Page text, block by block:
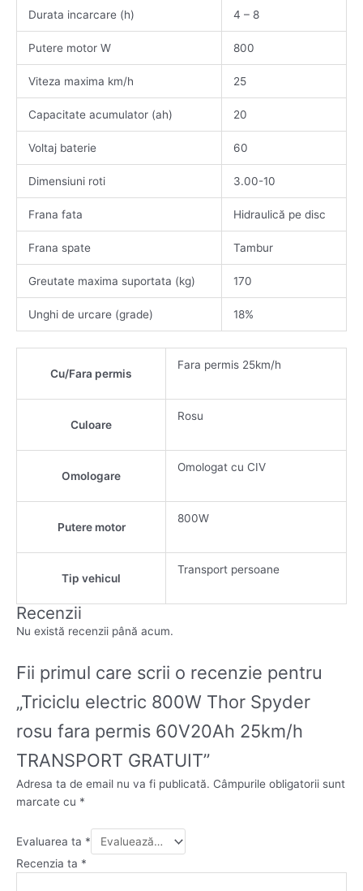
Durata incarcare (h) 4 – 8
Putere motor W 800
Viteza maxima km/h 25
Capacitate acumulator (ah) 20
Voltaj baterie 60
Dimensiuni roti 3.00-10
Frana fata Hidraulică pe disc
Frana spate Tambur
Greutate maxima suportata (kg) 170
Unghi de urcare (grade) 18%
Cu/Fara permis
Fara permis 25km/h
Culoare
Rosu
Omologare
Omologat cu CIV
Putere motor
800W
Tip vehicul
Transport persoane
Recenzii
Nu există recenzii până acum.
Fii primul care scrii o recenzie pentru
„Triciclu electric 800W Thor Spyder
rosu fara permis 60V20Ah 25km/h
TRANSPORT GRATUIT”
Adresa ta de email nu va fi publicată. Câmpurile obligatorii sunt
marcate cu *
Evaluarea ta *
Recenzia ta *